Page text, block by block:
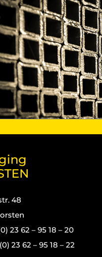
48
23 62 – 95 18 – 20
23 62 – 95 18 – 22